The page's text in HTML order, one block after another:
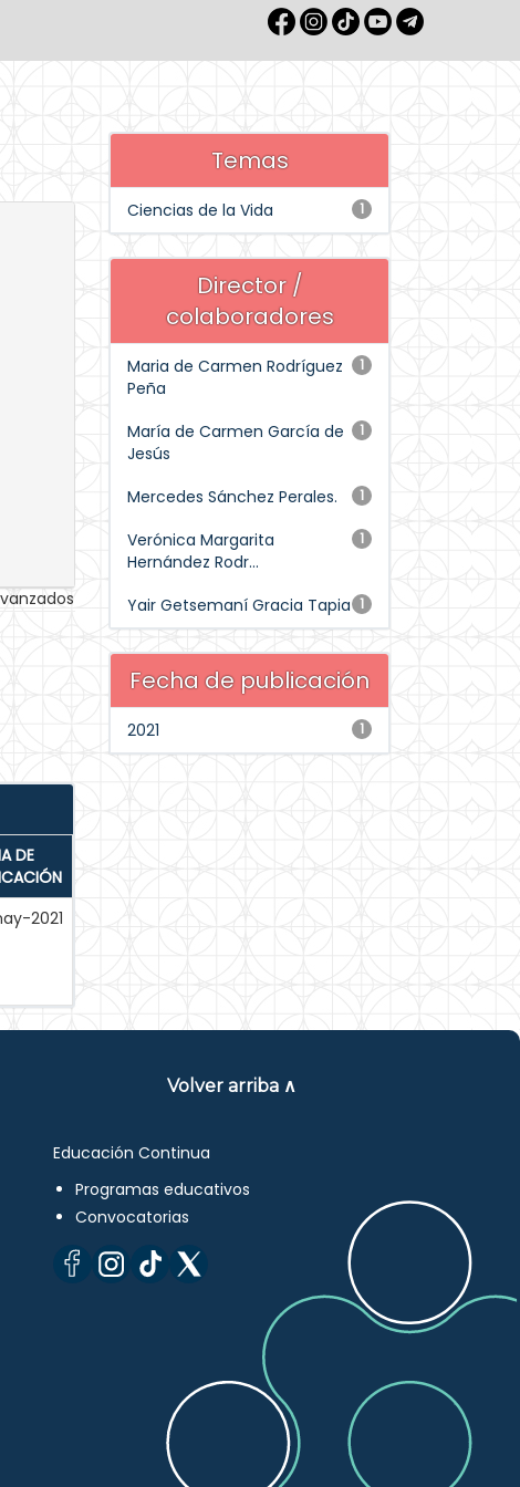
DE
2021
Temas
1
Ciencias de la Vida
Director /
colaboradores
1
Maria de Carmen Rodríguez
Peña
1
María de Carmen García de
Jesús
1
Mercedes Sánchez Perales.
1
Verónica Margarita
Hernández Rodr...
1
Yair Getsemaní Gracia Tapia
Fecha de publicación
1
2021
Volver arriba ∧
Educación Continua
Programas educativos
Convocatorias